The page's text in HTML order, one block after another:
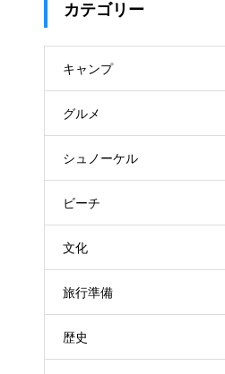
カテゴリー
キャンプ
グルメ
シュノーケル
ビーチ
文化
旅行準備
歴史